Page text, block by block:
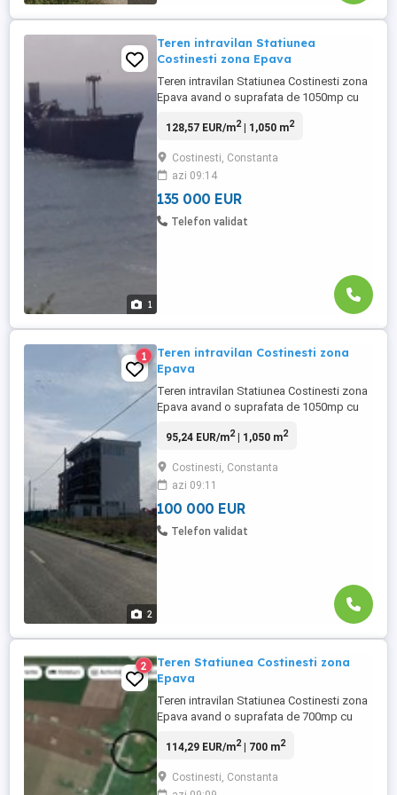
1
Teren intravilan Statiunea
Costinesti zona Epava
Teren intravilan Statiunea Costinesti zona
Epava avand o suprafata de 1050mp cu
rand la mare,iar pretul de vanzare este de
contactati agentul imobiliar Adrian la
nr.0752194794
128,57 EUR/m2| 1,050 m2
Costinesti, Constanta
azi 09:14
135 000 EUR
Telefon validat
2
1
Teren intravilan Costinesti zona
Epava
Teren intravilan Statiunea Costinesti zona
Epava avand o suprafata de 1050mp cu
rand la mare,iar pretul de vanzare este de
contactati agentul imobiliar Adrian la
nr.0752194794
95,24 EUR/m2| 1,050 m2
Costinesti, Constanta
azi 09:11
100 000 EUR
Telefon validat
2
Teren Statiunea Costinesti zona
Epava
Teren intravilan Statiunea Costinesti zona
Epava avand o suprafata de 700mp cu
utilitatile se vinde la pretul de
contactati agentul imobiliar Adrian la nr.
114,29 EUR/m2| 700 m2
Costinesti, Constanta